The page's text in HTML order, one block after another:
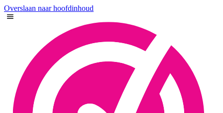
Overslaan naar hoofdinhoud